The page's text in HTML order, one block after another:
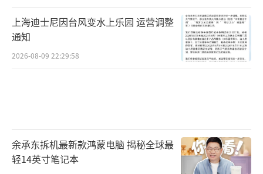
上海迪士尼因台风变水上乐园 运营调整
通知
2026-08-09 22:29:58
余承东拆机最新款鸿蒙电脑 揭秘全球最
轻14英寸笔记本